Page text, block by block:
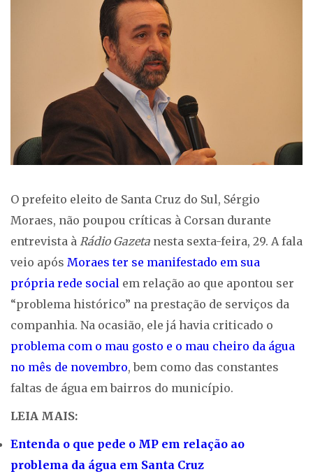
O prefeito eleito de Santa Cruz do Sul, Sérgio
Moraes, não poupou críticas à Corsan durante
entrevista à Rádio Gazeta nesta sexta-feira, 29. A fala
veio após Moraes ter se manifestado em sua
própria rede social em relação ao que apontou ser
“problema histórico” na prestação de serviços da
companhia. Na ocasião, ele já havia criticado o
problema com o mau gosto e o mau cheiro da água
no mês de novembro, bem como das constantes
faltas de água em bairros do município.
LEIA MAIS:
Entenda o que pede o MP em relação ao
problema da água em Santa Cruz